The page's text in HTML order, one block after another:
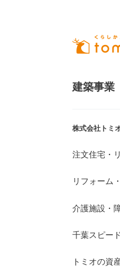
建築事業
株式会社トミ
注文住宅・
リフォーム
介護施設・
千葉スピー
トミオの資